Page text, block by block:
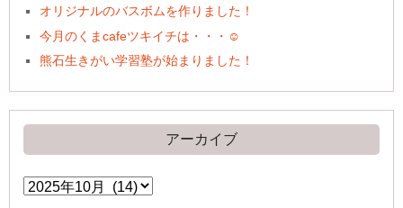
オリジナルのバスボムを作りました！
今月のくまcafeツキイチは・・・☺
熊石生きがい学習塾が始まりました！
アーカイブ
ア
ー